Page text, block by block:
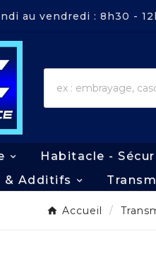
au vendredi : 8h30 -
Habitacle -
& Additifs
Accueil